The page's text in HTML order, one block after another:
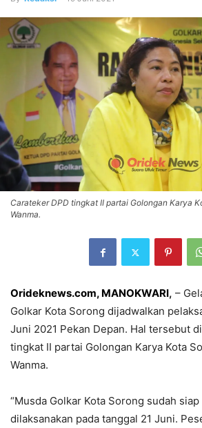
Carateker DPD tingkat II partai Golongan Karya
Wanma.
Orideknews.com, MANOKWARI, –
Golkar Kota Sorong dijadwalkan
Juni 2021 Pekan Depan. Hal tersebut
tingkat II partai Golongan Karya Kota
Wanma.
“Musda Golkar Kota Sorong sudah siap
dilaksanakan pada tanggal 21 Juni.